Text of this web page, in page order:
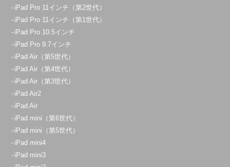
iPad Pro 11インチ（第2世代）
iPad Pro 11インチ（第1世代）
iPad Pro 10.5インチ
iPad Pro 9.7インチ
iPad Air（第5世代）
iPad Air（第4世代）
iPad Air（第3世代）
iPad Air2
iPad Air
iPad mini（第6世代）
iPad mini（第5世代）
iPad mini4
iPad mini3